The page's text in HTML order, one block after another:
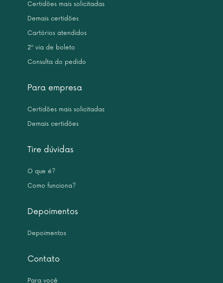
Certidões mais solicitadas
Demais certidões
Cartórios atendidos
2ª via de boleto
Consulta do pedido
Para empresa
Certidões mais solicitadas
Demais certidões
Tire dúvidas
O que é?
Como funciona?
Depoimentos
Depoimentos
Contato
Para você